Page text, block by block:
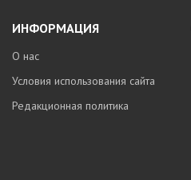
ИНФОРМАЦИЯ
О нас
Условия использования сайта
Редакционная политика